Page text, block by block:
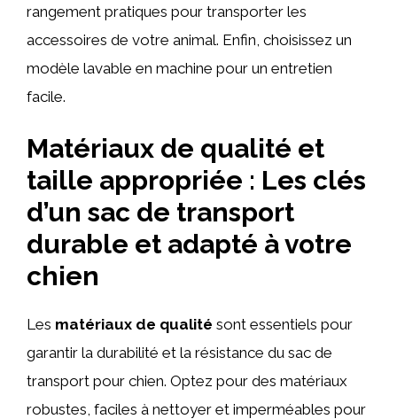
rangement pratiques pour transporter les
accessoires de votre animal. Enfin, choisissez un
modèle lavable en machine pour un entretien
facile.
Matériaux de qualité et
taille appropriée : Les clés
d’un sac de transport
durable et adapté à votre
chien
Les matériaux de qualité sont essentiels pour
garantir la durabilité et la résistance du sac de
transport pour chien. Optez pour des matériaux
robustes, faciles à nettoyer et imperméables pour